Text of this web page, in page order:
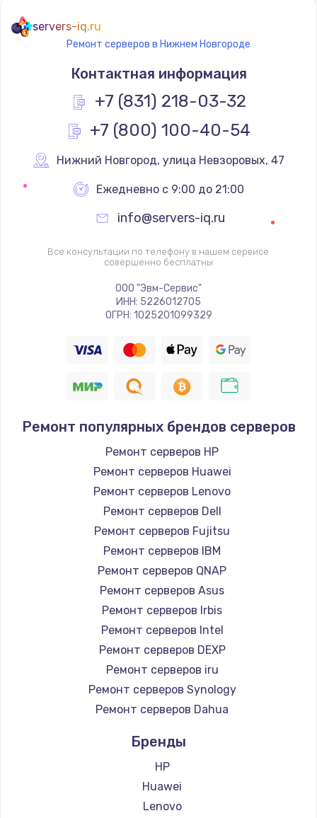
servers-iq.ru
Ремонт серверов в Нижнем Новгороде
Контактная информация
+7 (831) 218-03-32
+7 (800) 100-40-54
Нижний Новгород, улица Невзоровых, 47
Ежедневно с 9:00 до 21:00
info@servers-iq.ru
Все консультации по телефону в нашем сервисе
совершенно бесплатны
ООО "Эвм-Сервис"
ИНН: 5226012705
ОГРН: 1025201099329
Ремонт популярных брендов серверов
Ремонт серверов HP
Ремонт серверов Huawei
Ремонт серверов Lenovo
Ремонт серверов Dell
Ремонт серверов Fujitsu
Ремонт серверов IBM
Ремонт серверов QNAP
Ремонт серверов Asus
Ремонт серверов Irbis
Ремонт серверов Intel
Ремонт серверов DEXP
Ремонт серверов iru
Ремонт серверов Synology
Ремонт серверов Dahua
Бренды
HP
Huawei
Lenovo